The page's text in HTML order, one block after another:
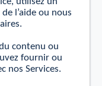
l’aide ou nous
contenu ou
fournir ou
nos Services.